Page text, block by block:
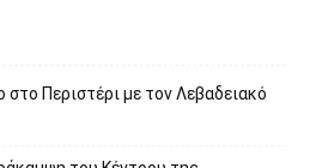
στο Περιστέρι με τον Λεβαδειακό